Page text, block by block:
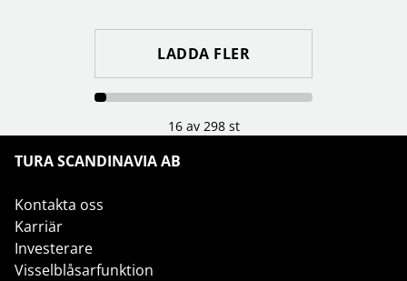
LADDA FLER
16 av 298 st
TURA SCANDINAVIA AB
Kontakta oss
Karriär
Investerare
Visselblåsarfunktion